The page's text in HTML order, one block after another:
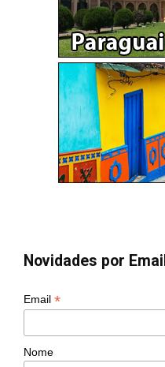
Novidades por
Email *
Nome